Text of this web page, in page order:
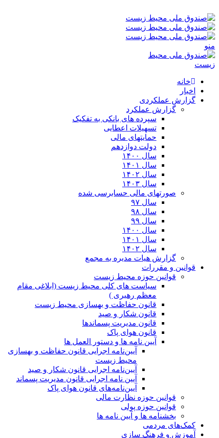
منو
خانه
اخبار
گزارش عملکردی
گزارش عملکرد
سپرده های بانکی به تفکیک
تسهیلات اعطایی
حمایتهای مالی
دولت دوازدهم
سال ۱۴۰۰
سال ۱۴۰۱
سال ۱۴۰۲
سال ۱۴۰۳
صورتهای مالی حسابرسی شده
سال ۹۷
سال ۹۸
سال ۹۹
سال ۱۴۰۰
سال ۱۴۰۱
سال ۱۴۰۲
گزارش هیات مدیره به مجمع
قوانین و مقررات
قوانین حوزه محیط زیست
ﺳﯿﺎﺳﺖ ﻫﺎی ﮐﻠﯽ ﻣﺤﯿﻂ زﯾﺴﺖ (ابلاغی مقام
معظم رهبری )
قانون حفاظت و بهسازی محیط زیست
قانون شکار و صید
قانون مدیریت پسماندها
قانون هوای پاک
آیین نامه ها و دستور العمل ها
آیین‌نامه اجرایی قانون حفاظت و بهسازی
محیط زیست
آیین‌نامه اجرایی قانون شکار و صید
آیین نامه اجرایی قانون مدیریت پسماند
آیین‌نامه‌های قانون هوای پاک
قوانین حوزه نظارت مالی
قوانین حوزه پولی
بخشنامه ها و آیین نامه ها
کمک‌های مردمی
آموزش و فرهنگ سازی